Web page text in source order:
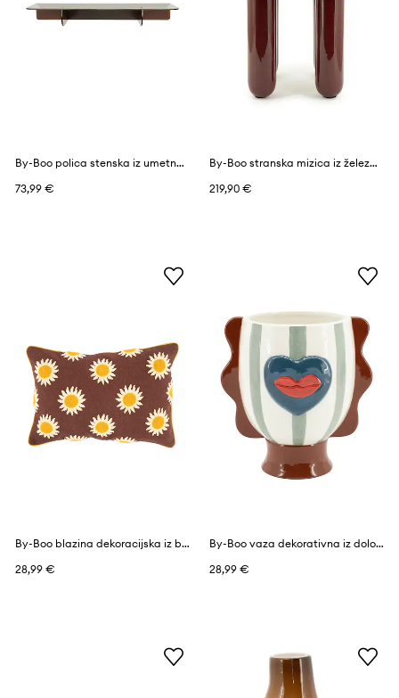
By-Boo polica stenska iz umetne mase 60 x 20 x 7,6 cm
73,99 €
By-Boo stranska mizica iz železa 43 x 43 x 45 cm
219,90 €
By-Boo blazina dekoracijska iz bombaža 40 x 60 cm
28,99 €
By-Boo vaza dekorativna iz dolomita 18,8 x 14,7 x 19,3 cm
28,99 €